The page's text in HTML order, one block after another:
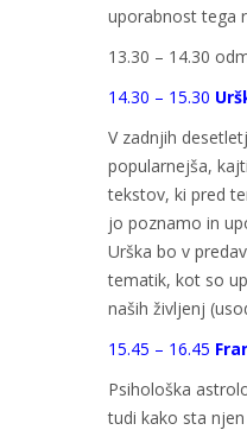
uporabnost tega
13.30 – 14.30
14.30 – 15.30
V zadnjih
popularnejša,
tekstov, ki pred
jo poznamo in
Urška bo v
tematik, kot so
naših življenj
15.45 – 16.45
Psihološka
tudi kako sta